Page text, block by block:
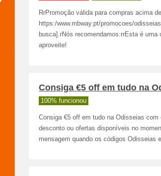
RrPromoção válida para compras acima
https:/www.mbway.pt/promocoes/
busca].rNós recomendamos:rrEsta é
aproveite!
Consiga €5 off em tudo na
100% funcionou
Consiga €5 off em tudo na Odisseias
desconto ou ofertas disponíveis no
mensagem quando os códigos Odisseias